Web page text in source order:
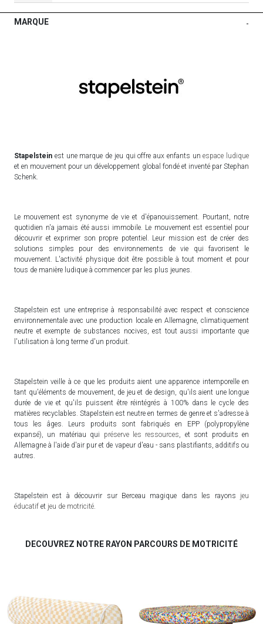
MARQUE -
Stapelstein est une marque de jeu qui offre aux enfants unespace ludique
et en mouvement pour un développement global fondé et inventé par Stephan
Schenk.
Le mouvement est synonyme de vie et d'épanouissement. Pourtant, notre
quotidien n'a jamais été aussi immobile. Le mouvement est essentiel pour
découvrir et exprimer son propre potentiel. Leur mission est de créer des
solutions simples pour des environnements de vie qui favorisent le
mouvement. L'activité physique doit être possible à tout moment et pour
tous de manière ludique à commencer par les plus jeunes.
Stapelstein est une entreprise à responsabilité avec respect et conscience
environnementale avec une production locale en Allemagne, climatiquement
neutre et exempte de substances nocives, est tout aussi importante que
l'utilisation à long terme d'un produit.
Stapelstein veille à ce que les produits aient une apparence intemporelle en
tant qu'éléments de mouvement, de jeu et de design, qu'ils aient une longue
durée de vie et qu'ils puissent être réintégrés à 100% dans le cycle des
matières recyclables. Stapelstein est neutre en termes de genre et s'adresse à
tous les âges. Leurs produits sont fabriqués en EPP (polypropylène
expansé), un matériau qui préserve les ressources, et sont produits en
Allemagne à l'aide d'air pur et de vapeur d'eau - sans plastifiants, additifs ou
autres.
Stapelstein est à découvrir sur Berceau magique dans les rayons jeu
éducatif et jeu de motricité.
DECOUVREZ NOTRE RAYON PARCOURS DE MOTRICITÉ